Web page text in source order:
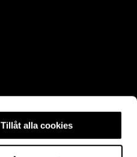
Tillåt alla cookies